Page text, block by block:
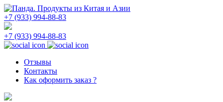
+7 (933) 994-88-83
+7 (933) 994-88-83
Отзывы
Контакты
Как оформить заказ ?